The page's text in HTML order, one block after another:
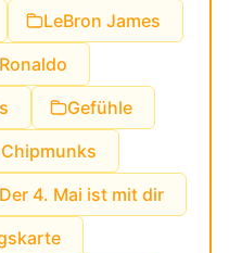
LeBron James
Gefühle
Der 4. Mai ist mit dir